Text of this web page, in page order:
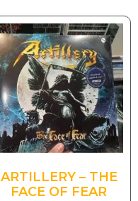
ARTILLERY – THE
FACE OF FEAR